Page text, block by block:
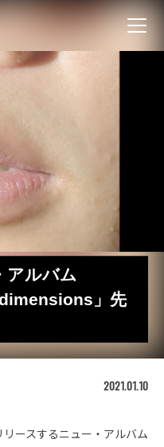
アルバム
」先
2021.01.10
ースするニュー・アルバム